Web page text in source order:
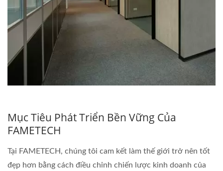
Mục Tiêu Phát Triển Bền Vững Của
FAMETECH
Tại FAMETECH, chúng tôi cam kết làm thế giới trở nên tốt
đẹp hơn bằng cách điều chỉnh chiến lược kinh doanh của